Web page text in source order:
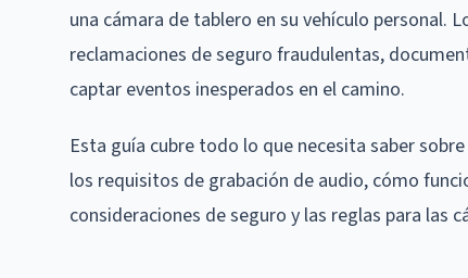
una cámara de tablero en su vehículo personal.
reclamaciones de seguro fraudulentas,
captar eventos inesperados en el camino.
Esta guía cubre todo lo que necesita saber
los requisitos de grabación de audio, cómo
consideraciones de seguro y las reglas para las